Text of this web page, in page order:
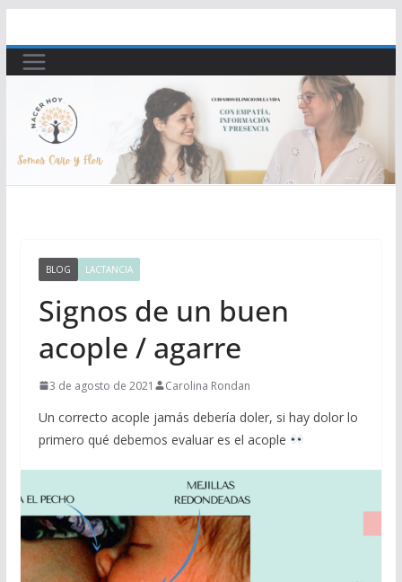
al
contenido
BLOG LACTANCIA
Signos de un buen
acople / agarre
3 de agosto de 2021 Carolina Rondan
Un correcto acople jamás debería doler, si hay dolor lo
primero qué debemos evaluar es el acople